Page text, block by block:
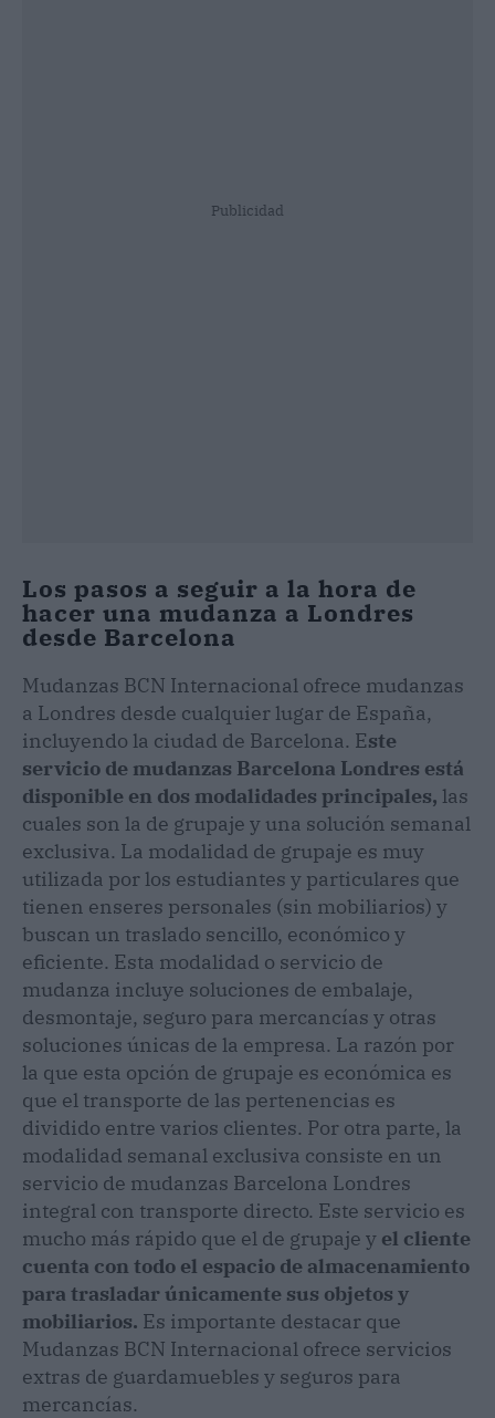
Publicidad
Los pasos a seguir a la hora de
hacer una mudanza a Londres
desde Barcelona
Mudanzas BCN Internacional ofrece mudanzas
a Londres desde cualquier lugar de España,
incluyendo la ciudad de Barcelona. Este
servicio de mudanzas Barcelona Londres está
disponible en dos modalidades principales, las
cuales son la de grupaje y una solución semanal
exclusiva. La modalidad de grupaje es muy
utilizada por los estudiantes y particulares que
tienen enseres personales (sin mobiliarios) y
buscan un traslado sencillo, económico y
eficiente. Esta modalidad o servicio de
mudanza incluye soluciones de embalaje,
desmontaje, seguro para mercancías y otras
soluciones únicas de la empresa. La razón por
la que esta opción de grupaje es económica es
que el transporte de las pertenencias es
dividido entre varios clientes. Por otra parte, la
modalidad semanal exclusiva consiste en un
servicio de mudanzas Barcelona Londres
integral con transporte directo. Este servicio es
mucho más rápido que el de grupaje y el cliente
cuenta con todo el espacio de almacenamiento
para trasladar únicamente sus objetos y
mobiliarios. Es importante destacar que
Mudanzas BCN Internacional ofrece servicios
extras de guardamuebles y seguros para
mercancías.